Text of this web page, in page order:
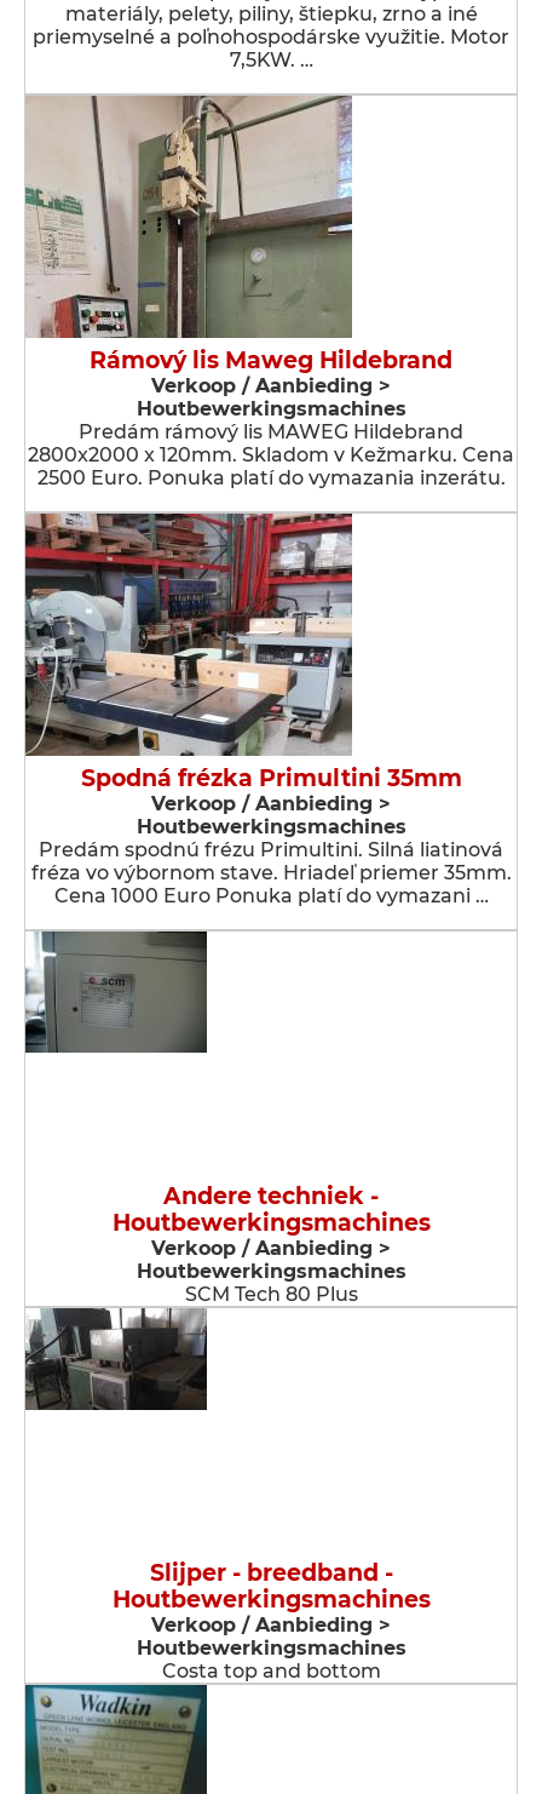
materiály, pelety, piliny, štiepku, zrno a iné
priemyselné a poľnohospodárske využitie. Motor
7,5KW. …
Rámový lis Maweg Hildebrand
Verkoop / Aanbieding >
Houtbewerkingsmachines
Predám rámový lis MAWEG Hildebrand
2800x2000 x 120mm. Skladom v Kežmarku. Cena
2500 Euro. Ponuka platí do vymazania inzerátu.
Spodná frézka Primultini 35mm
Verkoop / Aanbieding >
Houtbewerkingsmachines
Predám spodnú frézu Primultini. Silná liatinová
fréza vo výbornom stave. Hriadeľ priemer 35mm.
Cena 1000 Euro Ponuka platí do vymazani …
Andere techniek -
Houtbewerkingsmachines
Verkoop / Aanbieding >
Houtbewerkingsmachines
SCM Tech 80 Plus
Slijper - breedband -
Houtbewerkingsmachines
Verkoop / Aanbieding >
Houtbewerkingsmachines
Costa top and bottom